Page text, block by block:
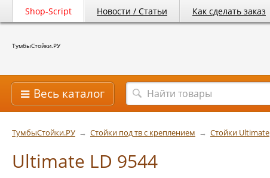
Shop-Script Новости / Статьи Как сделать заказ
ТумбыСтойки.РУ
Весь каталог
ТумбыСтойки.РУ → Стойки под тв с креплением → Стойки Ultimate
Ultimate LD 9544